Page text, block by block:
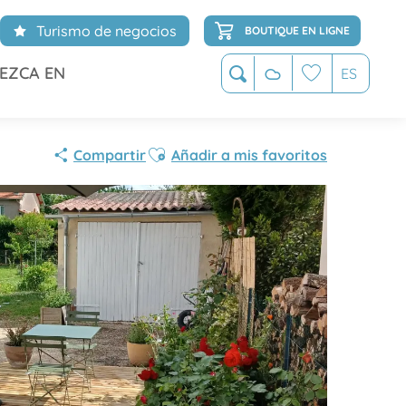
Buscar ES
Turismo de negocios BOUTIQUE EN LIGNE
EN
CompartirAjouter aux favoris
Añadir a mis favoritos